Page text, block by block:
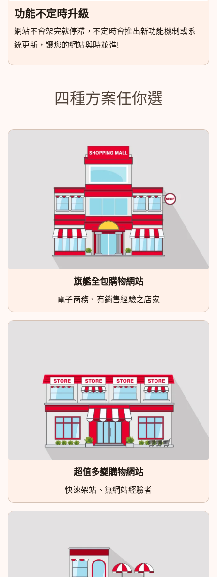
功能不定時升級
網站不會架完就停滯，不定時會推出新功能機制或系
統更新，讓您的網站與時並進!
四種方案任你選
旗艦全包購物網站
電子商務、有銷售經驗之店家
超值多變購物網站
快速架站、無網站經驗者